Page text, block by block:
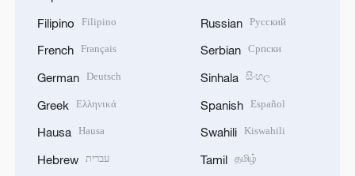
Filipino Filipino
French Français
German Deutsch
Greek Ελληνικά
Hausa Hausa
Hebrew עברית
Russian Русский
Serbian Српски
Sinhala සිංහල
Spanish Español
Swahili Kiswahili
Tamil தமிழ்